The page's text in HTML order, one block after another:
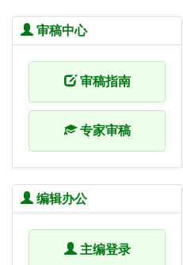
审稿中心
审稿指南
专家审稿
编辑办公
主编登录